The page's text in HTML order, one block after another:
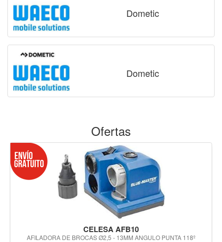
Dometic
Dometic
Ofertas
CELESA AFB10
AFILADORA DE BROCAS Ø2,5 - 13MM ANGULO PUNTA 118º